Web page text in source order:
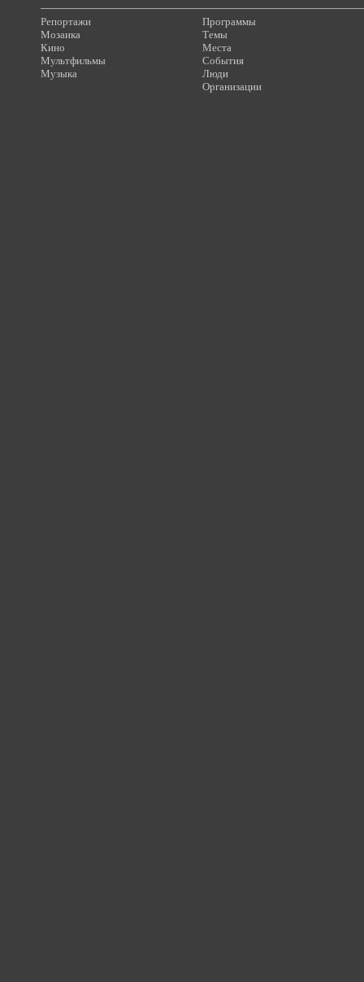
Репортажи
Мозаика
Кино
Мультфильмы
Музыка
Программы
Темы
Места
События
Люди
Организации